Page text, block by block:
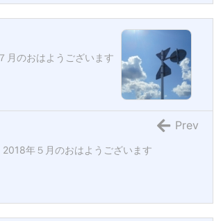
月のおはようございます
2018年５月のおはようございます
Prev